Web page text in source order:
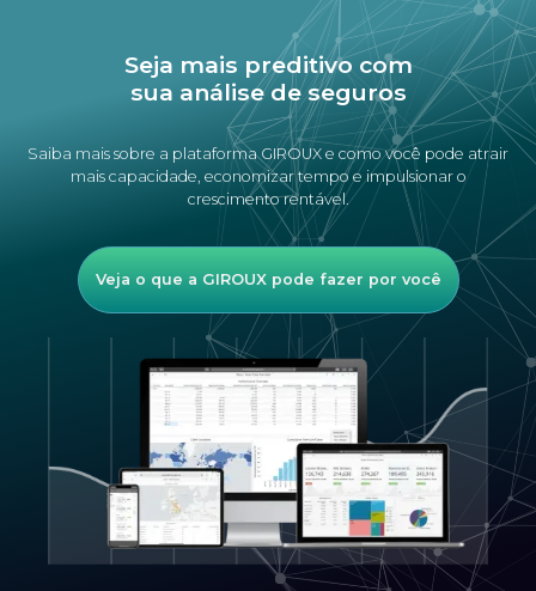
Seja mais preditivo com
sua análise de seguros
Saiba mais sobre a plataforma GIROUX e como você pode atrair
mais capacidade, economizar tempo e impulsionar o
crescimento rentável.
Veja o que a GIROUX pode fazer por você